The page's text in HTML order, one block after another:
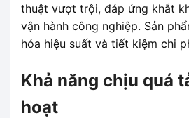
thuật vượt trội, đáp ứng khắt
vận hành công nghiệp. Sản
hóa hiệu suất và tiết kiệm chi
Khả năng chịu quá
hoạt